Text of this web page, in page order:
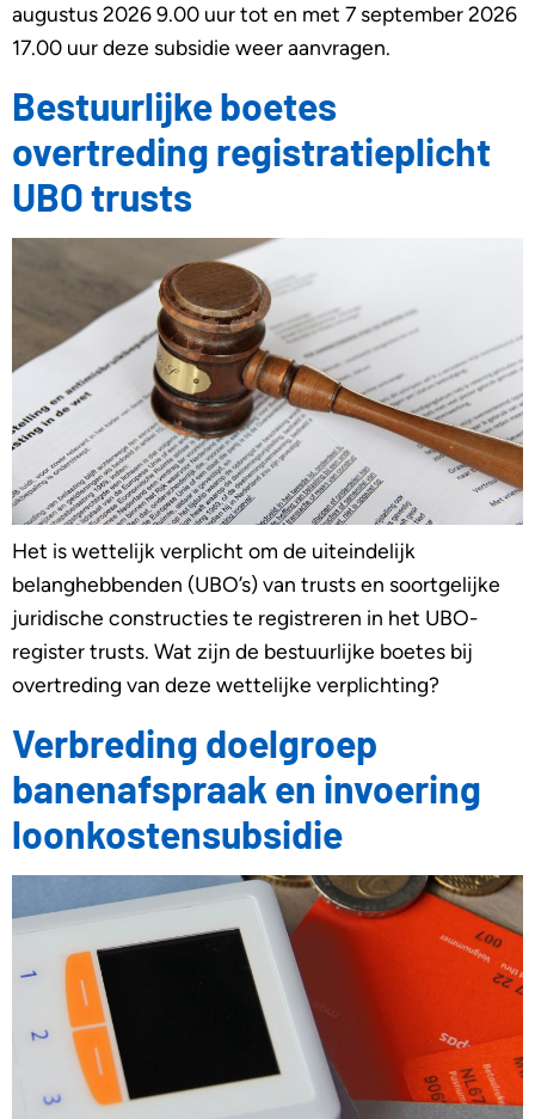
augustus 2026 9.00 uur tot en met 7 september 2026
17.00 uur deze subsidie weer aanvragen.
Bestuurlijke boetes
overtreding registratieplicht
UBO trusts
Het is wettelijk verplicht om de uiteindelijk
belanghebbenden (UBO’s) van trusts en soortgelijke
juridische constructies te registreren in het UBO-
register trusts. Wat zijn de bestuurlijke boetes bij
overtreding van deze wettelijke verplichting?
Verbreding doelgroep
banenafspraak en invoering
loonkostensubsidie